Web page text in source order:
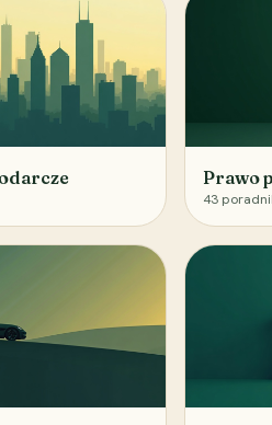
Prawo
43